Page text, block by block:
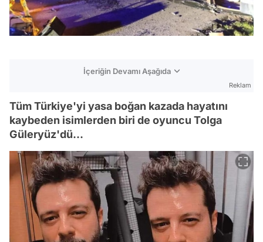
İçeriğin Devamı Aşağıda
Reklam
Tüm Türkiye'yi yasa boğan kazada hayatını
kaybeden isimlerden biri de oyuncu Tolga
Güleryüz'dü...